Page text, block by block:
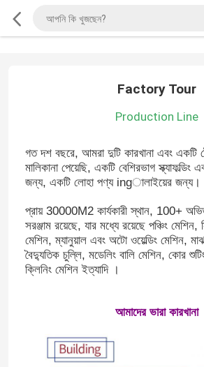
Factory Tour
Production Line
গত দশ বছরে, আমরা দুটি কারখানা এবং একটি
মালিকানা পেয়েছি, একটি বেশিরভাগ স্ক্যাফল্ডিং
জন্য, একটি লোহা পণ্য ingালাইয়ের জন্য।
প্রায় 30000M2 কার্যকারী স্থান, 100+
সরঞ্জাম রয়েছে, যার মধ্যে রয়েছে পঞ্চিং
মেশিন, ম্যানুয়াল এবং অটো ওয়েল্ডিং মেশিন,
বৈদ্যুতিক চুল্লি, মডেলিং বালি মেশিন, কোর
ক্লিনিং মেশিন ইত্যাদি ।
আমাদের ভারা কারখানা